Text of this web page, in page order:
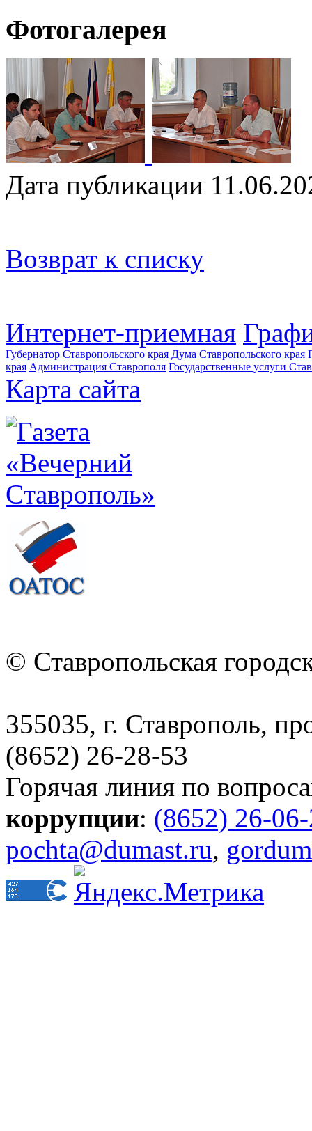
Фотогалерея
Дата публикации
Возврат к списку
Интернет-приемная
Губернатор Ставропольского края Дума Ставропольского края
края Администрация Ставрополя Государственные услуги
Карта сайта
© Ставропольская
355035, г. Ставрополь,
(8652) 26-28-53
Горячая линия по
коррупции: (8652) 26-
pochta@dumast.ru,